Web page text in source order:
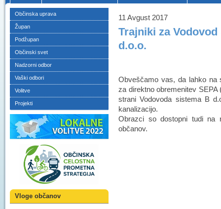
Občinska uprava
Župan
Podžupan
Občinski svet
Nadzorni odbor
Vaški odbori
Volitve
Projekti
Vloge občanov
11 Avgust 2017
Trajniki za
d.o.o.
Obveščamo vas, da lahko na
za direktno obremenitev
strani Vodovoda sistema B
kanalizacijo.
Obrazci so dostopni tudi na
občanov.